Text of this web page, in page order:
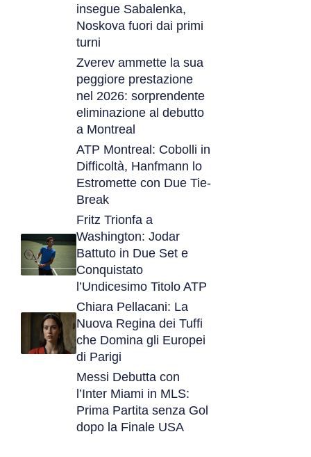
insegue Sabalenka,
Noskova fuori dai primi
turni
Zverev ammette la sua
peggiore prestazione
nel 2026: sorprendente
eliminazione al debutto
a Montreal
ATP Montreal: Cobolli in
Difficoltà, Hanfmann lo
Estromette con Due Tie-
Break
Fritz Trionfa a
Washington: Jodar
Battuto in Due Set e
Conquistato
l’Undicesimo Titolo ATP
Chiara Pellacani: La
Nuova Regina dei Tuffi
che Domina gli Europei
di Parigi
Messi Debutta con
l’Inter Miami in MLS:
Prima Partita senza Gol
dopo la Finale USA